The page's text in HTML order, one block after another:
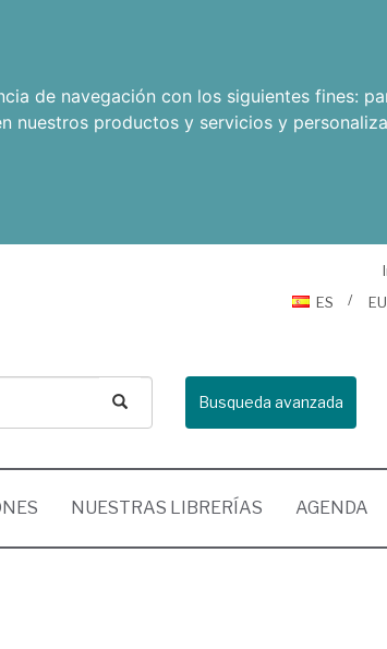
de navegación con los siguientes fines:
nuestros productos y servicios y
ES
Busqueda avanzada
NUESTRAS LIBRERÍAS AGENDA